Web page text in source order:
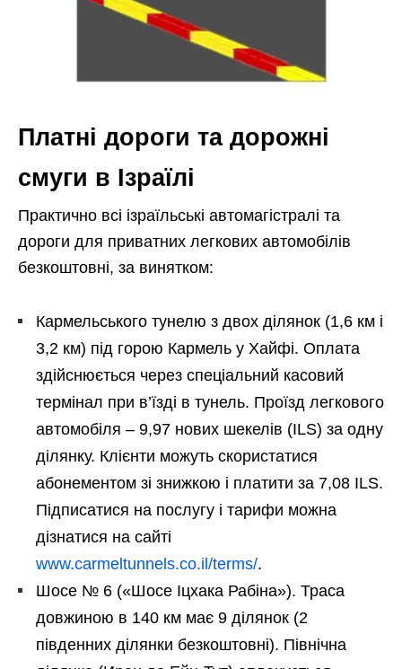
Платні дороги та дорожні
смуги в Ізраїлі
Практично всі ізраїльські автомагістралі та
дороги для приватних легкових автомобілів
безкоштовні, за винятком:
Кармельського тунелю з двох ділянок (1,6 км і
3,2 км) під горою Кармель у Хайфі. Оплата
здійснюється через спеціальний касовий
термінал при в’їзді в тунель. Проїзд легкового
автомобіля – 9,97 нових шекелів (ILS) за одну
ділянку. Клієнти можуть скористатися
абонементом зі знижкою і платити за 7,08 ILS.
Підписатися на послугу і тарифи можна
дізнатися на сайті
www.carmeltunnels.co.il/terms/.
Шосе № 6 («Шосе Іцхака Рабіна»). Траса
довжиною в 140 км має 9 ділянок (2
південних ділянки безкоштовні). Північна